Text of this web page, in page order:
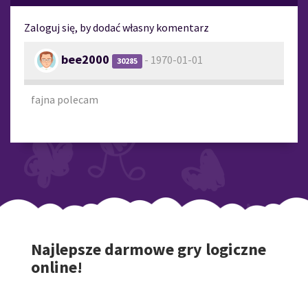
Zaloguj się, by dodać własny komentarz
bee2000 30285 - 1970-01-01
fajna polecam
Najlepsze darmowe gry logiczne
online!